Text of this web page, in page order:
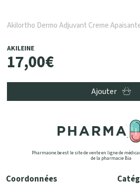
Akilortho Dermo Adjuvant Creme
AKILEINE
17,00€
Ajouter
Pharmaone.be est le site de vente en ligne de
de la pharmacie Bia
Coordonnées